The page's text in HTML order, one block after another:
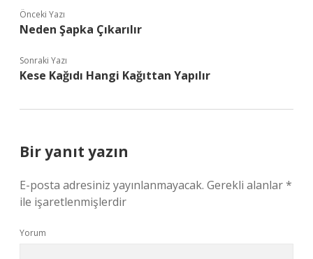
Önceki Yazı
Neden Şapka Çıkarılır
Sonraki Yazı
Kese Kağıdı Hangi Kağıttan Yapılır
Bir yanıt yazın
E-posta adresiniz yayınlanmayacak. Gerekli alanlar*
ile işaretlenmişlerdir
Yorum